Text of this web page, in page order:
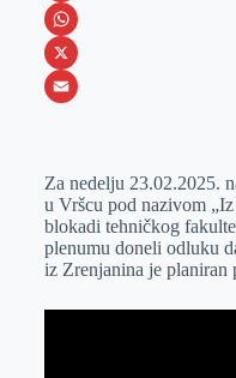
e
b
o
s
s
e
e
r
i
n
k
I
n
V
i
b
W
h
s
A
p
X
a
i
l
Za nedelju 23.02.2025.
u Vršcu pod nazivom
blokadi tehničkog
plenumu doneli odluku
iz Zrenjanina je planiran